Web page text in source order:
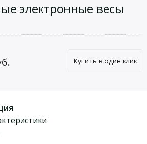
электронные весы
Купить в один клик